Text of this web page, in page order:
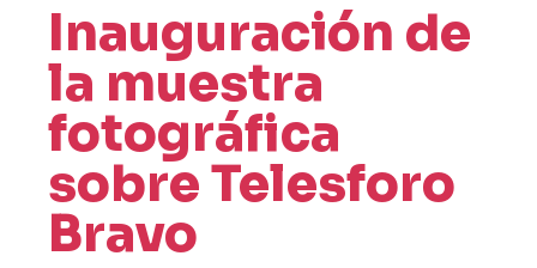
Inauguración de
la muestra
fotográfica
sobre Telesforo
Bravo